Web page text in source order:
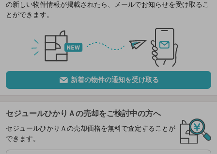
の新しい物件情報が掲載されたら、メールでお知らせを受け取るこ
とができます。
新着の物件の通知を受け取る
セジュールひかりＡの売却をご検討中の方へ
セジュールひかりＡの売却価格を無料で査定することが
できます。